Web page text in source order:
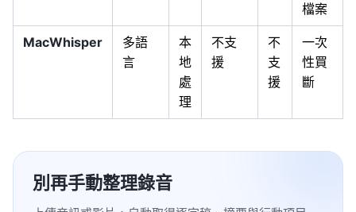
檔案
MacWhisper
多語
言
本
地
處
理
不支
援
不
支
援
一次
性買
斷
別再手動整理錄音